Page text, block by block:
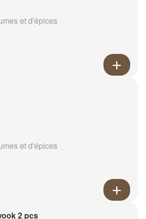
et d'épices
et d'épices
2 pcs